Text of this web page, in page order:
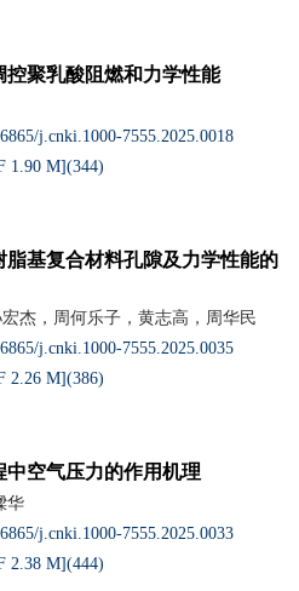
聚乳酸阻燃和力学性能
j.cnki.1000-7555.2025.0018
1.90 M](344)
基复合材料孔隙及力学性能的
杰，周何乐子，黄志高，周华民
j.cnki.1000-7555.2025.0035
2.26 M](386)
空气压力的作用机理
华
j.cnki.1000-7555.2025.0033
2.38 M](444)